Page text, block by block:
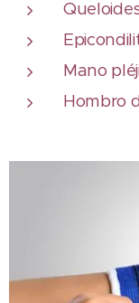
Mano
Hombro